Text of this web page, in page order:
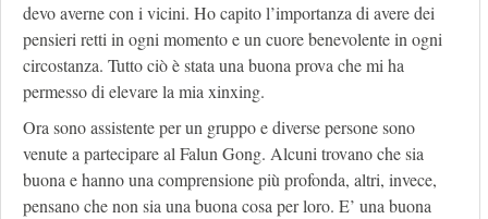
devo averne con i vicini. Ho capito l’importanza di avere dei
pensieri retti in ogni momento e un cuore benevolente in ogni
circostanza. Tutto ciò è stata una buona prova che mi ha
permesso di elevare la mia xinxing.
Ora sono assistente per un gruppo e diverse persone sono
venute a partecipare al Falun Gong. Alcuni trovano che sia
buona e hanno una comprensione più profonda, altri, invece,
pensano che non sia una buona cosa per loro. E’ una buona